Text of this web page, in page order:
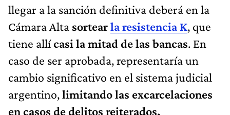
llegar a la sanción definitiva deberá en la
Cámara Alta sortearla resistencia K, que
tiene allícasi la mitad de las bancas. En
caso de ser aprobada, representaría un
cambio significativo en el sistema judicial
argentino,limitando las excarcelaciones
en casos de delitos reiterados.